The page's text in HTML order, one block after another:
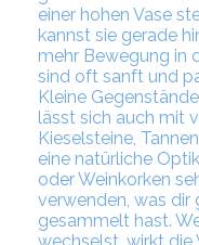
einer hohen Vase
kannst sie gerade
mehr Bewegung in
sind oft sanft und
Kleine
lässt sich auch mit
Kieselsteine,
eine natürliche
oder Weinkorken
verwenden, was dir
gesammelt hast.